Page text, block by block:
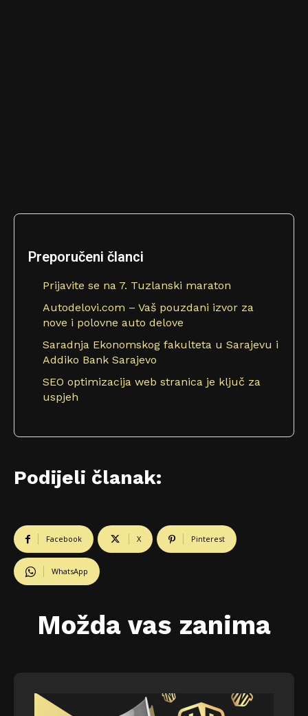
Preporučeni članci
Prijavite se na 7. Tuzlanski maraton
Autodelovi.com – Vaš pouzdani izvor za
nove i polovne auto delove
Saradnja Ekonomskog fakulteta u Sarajevu i
Addiko Bank Sarajevo
SEO optimizacija web stranica je ključ za
uspjeh
Podijeli članak:
Facebook X Pinterest
WhatsApp
Možda vas zanima